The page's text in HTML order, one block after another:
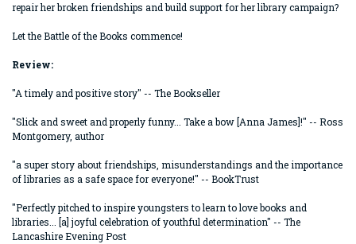
repair her broken friendships and build support for her library campaign?
Let the Battle of the Books commence!
Review:
"A timely and positive story" -- The Bookseller
"Slick and sweet and properly funny... Take a bow [Anna James]!" -- Ross
Montgomery, author
"a super story about friendships, misunderstandings and the importance
of libraries as a safe space for everyone!" -- BookTrust
"Perfectly pitched to inspire youngsters to learn to love books and
libraries... [a] joyful celebration of youthful determination" -- The
Lancashire Evening Post